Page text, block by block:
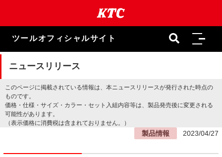
ま
キ
ツールオフィシャルサイト
ニュースリリース
このページに掲載されている情報は、本ニュースリリースが発行された時点の
ものです。
価格・仕様・サイズ・カラー・セット入組内容等は、製品発売後に変更される
可能性があります。
（表示価格に消費税は含まれておりません。）
製品情報 2023/04/27